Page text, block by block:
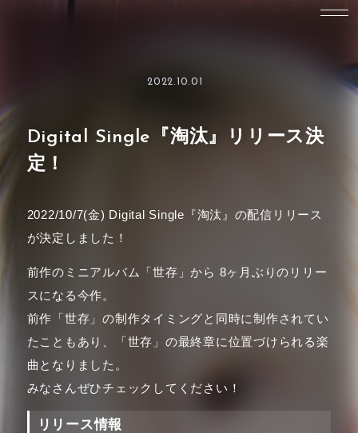
2022.10.01
Digital Single『淘汰』リリース決
定！
2022/10/7(金) Digital Single『淘汰』の配信リリース
が決定しました！
前作のミニアルバム「世存」から 8ヶ月ぶりのリリー
スになる今作。
前作「世存」の制作タイミングと同時に制作されてい
たこともあり、「世存」の最終章に位置づけられる楽
曲となりました。
みなさんぜひチェックしてください！
リリース情報